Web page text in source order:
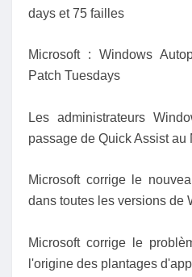
days et 75 failles
Microsoft : Windows
Patch Tuesdays
Les administrateurs
passage de Quick Assist au
Microsoft corrige le
dans toutes les versions de
Microsoft corrige le
l'origine des plantages